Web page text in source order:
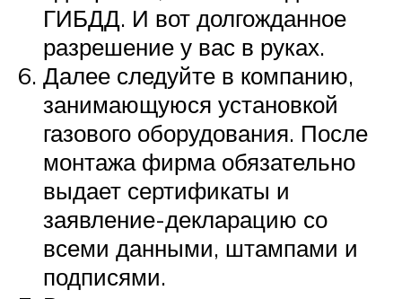
ГИБДД. И вот долгожданное
разрешение у вас в руках.
Далее следуйте в компанию,
занимающуюся установкой
газового оборудования. После
монтажа фирма обязательно
выдает сертификаты и
заявление-декларацию со
всеми данными, штампами и
подписями.